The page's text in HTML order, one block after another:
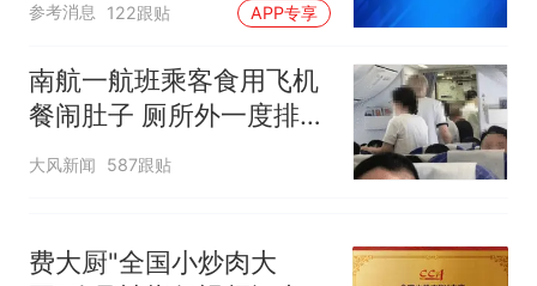
参考消息 122跟贴 APP专享
南航一航班乘客食用飞机
餐闹肚子 厕所外一度排长
队
大风新闻 587跟贴
费大厨"全国小炒肉大